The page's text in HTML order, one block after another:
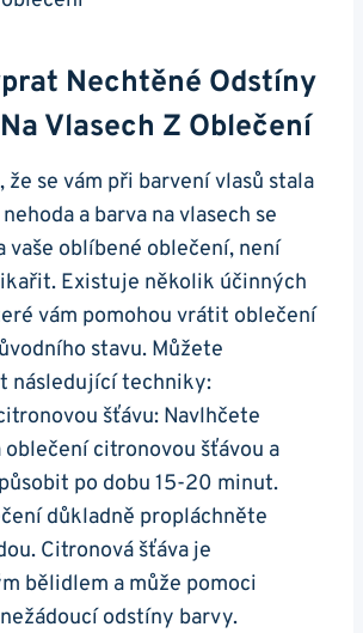
Nechtěné Odstíny
Vlasech Z Oblečení
že se vám při barvení vlasů stala
a barva na vlasech se
vaše oblíbené oblečení, není
Existuje několik účinných
vám pomohou vrátit oblečení
stavu. Můžete
následující techniky:
šťávu: Navlhčete
oblečení citronovou šťávou a
po dobu 15-20 minut.
důkladně propláchněte
Citronová šťáva je
bělidlem a může pomoci
odstíny barvy.